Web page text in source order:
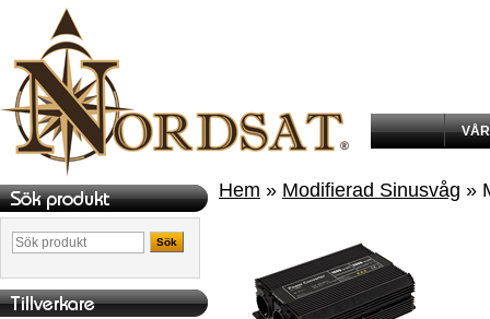
Sök
Hem » Modifierad Sinusvåg »